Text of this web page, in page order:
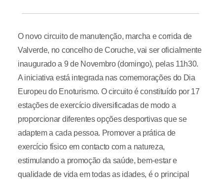
O novo circuito de manutenção, marcha e corrida de
Valverde, no concelho de Coruche, vai ser oficialmente
inaugurado a 9 de Novembro (domingo), pelas 11h30.
A iniciativa está integrada nas comemorações do Dia
Europeu do Enoturismo. O circuito é constituído por 17
estações de exercício diversificadas de modo a
proporcionar diferentes opções desportivas que se
adaptem a cada pessoa. Promover a prática de
exercício físico em contacto com a natureza,
estimulando a promoção da saúde, bem-estar e
qualidade de vida em todas as idades, é o principal